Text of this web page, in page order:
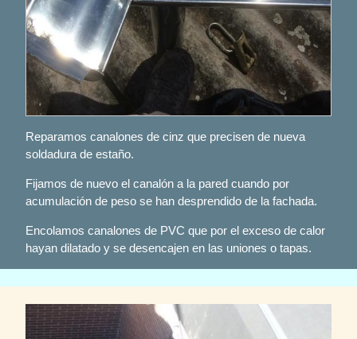
Reparamos canalones de cinz que precisen de nueva
soldadura de estaño.
Fijamos de nuevo el canalón a la pared cuando por
acumulación de peso se han desprendido de la fachada.
Encolamos canalones de PVC que por el exceso de calor
hayan dilatado y se desencajen en las uniones o tapas.